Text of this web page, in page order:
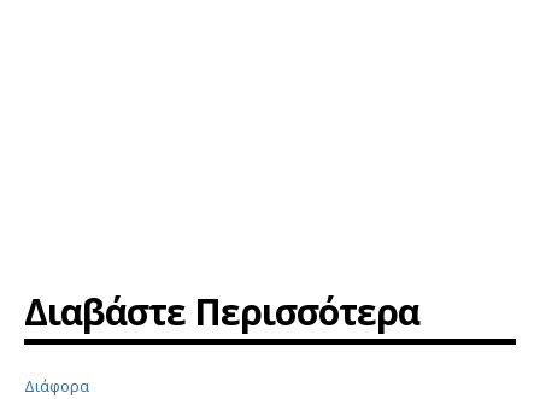
Διαβάστε Περισσότερα
Διάφορα